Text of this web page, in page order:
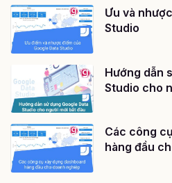
Ưu và
Studio
Hướng dẫn
Studio cho
Các công
hàng đầu